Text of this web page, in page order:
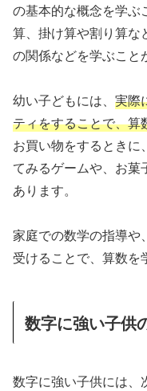
の基本的な概念を学ぶ
算、掛け算や割り算な
の関係などを学ぶこと
幼い子どもには、 実際
ティをすることで、算
お買い物をするときに
てみるゲームや、お
あります。
家庭での数学の指導や
受けることで、算数を
数字に強い子供
数字に強い子供には、